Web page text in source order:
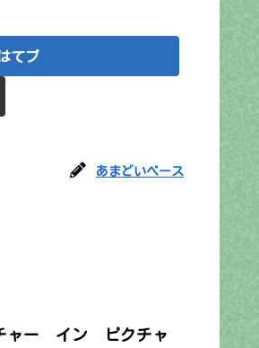
てブ
あまどいベース
チャー イン ピクチャ